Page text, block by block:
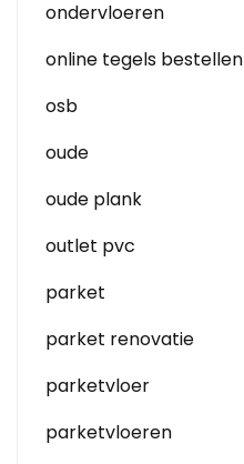
ondervloeren
online tegels bestellen
osb
oude
oude plank
outlet pvc
parket
parket renovatie
parketvloer
parketvloeren